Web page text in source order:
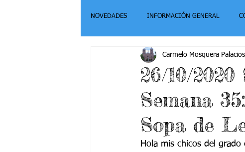
NOVEDADES INFORMACIÓN GENERAL
Grado 3 Grado 4-1
Grado 6 -1 Grado 6 -2 Grado 7 -1
Grado 9 -2
26/10/
Semana
Sopa de
Carmelo Mosquera Palacios
Hola mis chicos del